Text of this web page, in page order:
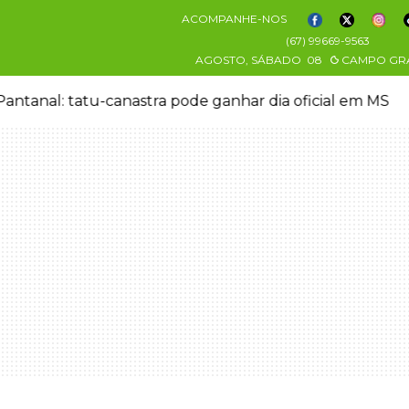
ACOMPANHE-NOS
(67) 99669-9563
AGOSTO, SÁBADO 08 CAMPO
tatu-canastra pode ganhar dia oficial em MS